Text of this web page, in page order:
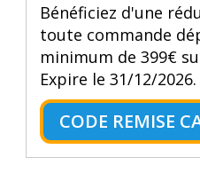
Bénéficiez d'une
toute commande
minimum de 399€
Expire le 31/12/2026.
CODE REMISE